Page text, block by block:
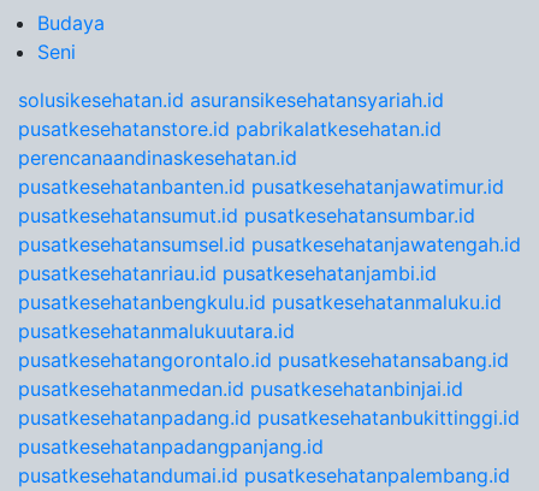
Budaya
Seni
solusikesehatan.id asuransikesehatansyariah.id
pusatkesehatanstore.id pabrikalatkesehatan.id
perencanaandinaskesehatan.id
pusatkesehatanbanten.id pusatkesehatanjawatimur.id
pusatkesehatansumut.id pusatkesehatansumbar.id
pusatkesehatansumsel.id pusatkesehatanjawatengah.id
pusatkesehatanriau.id pusatkesehatanjambi.id
pusatkesehatanbengkulu.id pusatkesehatanmaluku.id
pusatkesehatanmalukuutara.id
pusatkesehatangorontalo.id pusatkesehatansabang.id
pusatkesehatanmedan.id pusatkesehatanbinjai.id
pusatkesehatanpadang.id pusatkesehatanbukittinggi.id
pusatkesehatanpadangpanjang.id
pusatkesehatandumai.id pusatkesehatanpalembang.id